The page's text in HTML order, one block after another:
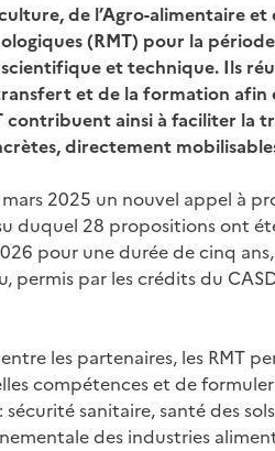
de l’Agro-alimentaire
(RMT) pour la
et technique. Ils
et de la formation afin
contribuent ainsi à faciliter la
directement
mars 2025 un nouvel appel à
duquel 28 propositions ont
pour une durée de cinq
permis par les crédits du
les partenaires, les RMT
compétences et de
sanitaire, santé des
des industries